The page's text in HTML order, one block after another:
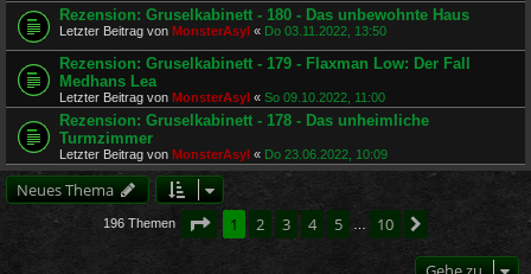
Rezension: Gruselkabinett - 180 - Das unbewohnte Haus
Letzter Beitrag von MonsterAsyl « Do 03.11.2022, 13:50
Rezension: Gruselkabinett - 179 - Flaxman Low: Der Fall
Medhans Lea
Letzter Beitrag von MonsterAsyl « So 09.10.2022, 11:00
Rezension: Gruselkabinett - 178 - Das unheimliche
Turmzimmer
Letzter Beitrag von MonsterAsyl « Do 23.06.2022, 10:09
Neues Thema
196 Themen Seite von
1 2 3 4 5 10